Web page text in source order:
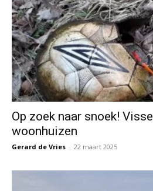
Op zoek naar snoek!
woonhuizen
Gerard de Vries - 22 maart 2025